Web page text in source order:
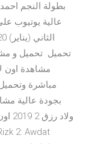
بجودة عالية